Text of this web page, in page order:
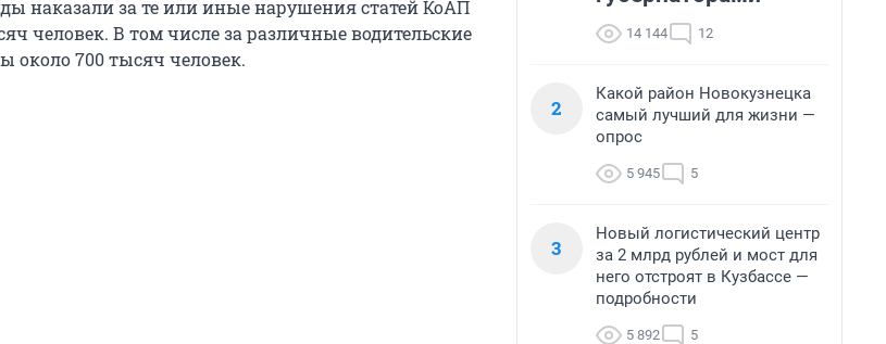
наказали за те или иные нарушения статей КоАП
человек. В том числе за различные водительские
700 тысяч человек.
14 144 12
2
Какой район Новокузнецка
самый лучший для жизни —
опрос
5 945 5
3
Новый логистический центр
за 2 млрд рублей и мост для
него отстроят в Кузбассе —
подробности
5 892 5